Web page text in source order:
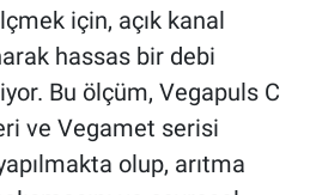
için, açık kanal
hassas bir debi
Bu ölçüm, Vegapuls C
ve Vegamet serisi
olup, arıtma